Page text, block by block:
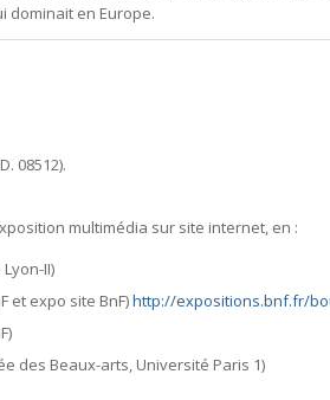
dominait en Europe.
08512).
multimédia sur site internet, en :
II)
et expo site BnF)http://expositions.bnf.fr/
des Beaux-arts, Université Paris 1)